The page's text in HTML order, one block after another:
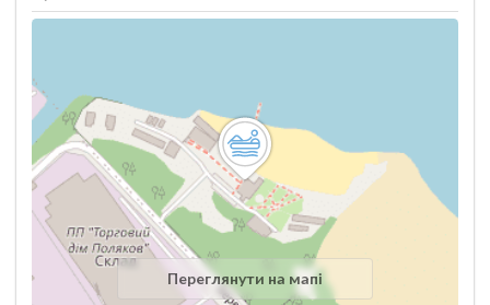
Переглянути на мапі